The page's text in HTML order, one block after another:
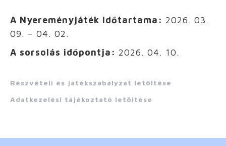
A Nyereményjáték időtartama: 2026. 03.
09. – 04. 02.
A sorsolás időpontja: 2026. 04. 10.
Részvételi és játékszabályzat letöltése
Adatkezelési tájékoztató letöltése